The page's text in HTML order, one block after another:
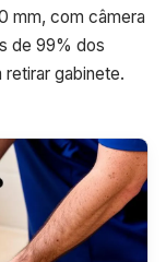
mm, com câmera
de 99% dos
gabinete.